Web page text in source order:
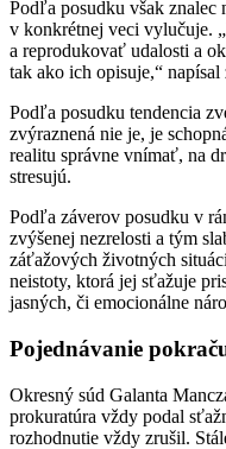
Podľa posudku však znalec
v konkrétnej veci vylučuje.
a reprodukovať udalosti a
tak ako ich opisuje,“
Podľa posudku tendencia
zvýraznená nie je, je
realitu správne vnímať, na
stresujú.
Podľa záverov posudku v
zvýšenej nezrelosti a tým
záťažových životných
neistoty, ktorá jej sťažuje
jasných, či emocionálne
Pojednávanie
Okresný súd Galanta
prokuratúra vždy podal
rozhodnutie vždy zrušil.